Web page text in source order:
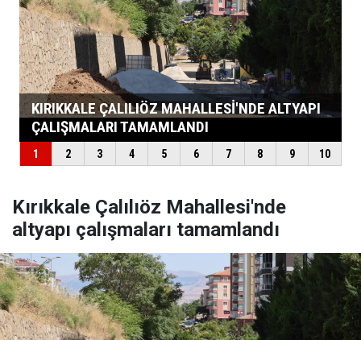
Kırıkkale Çalılıöz Mahallesi'nde
altyapı çalışmaları tamamlandı